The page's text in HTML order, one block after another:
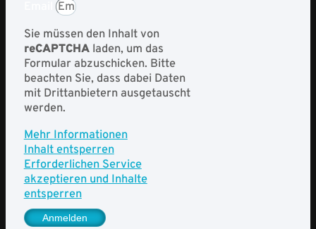
Sie müssen den Inhalt von
reCAPTCHAladen, um das
Formular abzuschicken. Bitte
beachten Sie, dass dabei Daten
mit Drittanbietern ausgetauscht
werden.
Mehr Informationen
Inhalt entsperren
Erforderlichen Service
akzeptieren und Inhalte
entsperren
Anmelden